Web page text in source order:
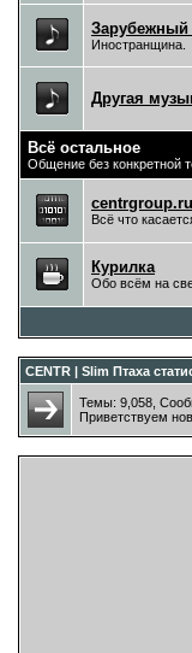
Зарубежный
Иностранщина.
Другая
Всё остальное
Общение без конкретной
centrgroup.ru
Всё что
Курилка
Обо всём на
CENTR | Slim Птаха
Темы: 9,058,
Приветствуем